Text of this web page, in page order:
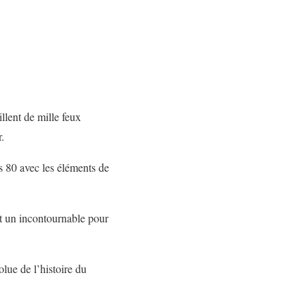
de mille feux
avec les éléments de
un incontournable pour
de l’histoire du